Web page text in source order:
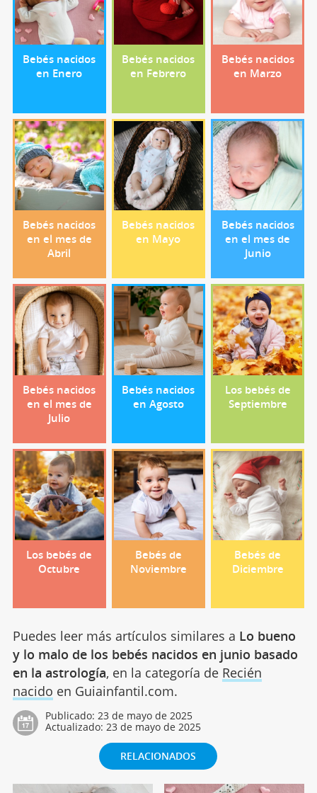
Bebés nacidos
en Enero
Bebés nacidos
en Febrero
Bebés nacidos
en Marzo
Bebés nacidos
en el mes de
Abril
Bebés nacidos
en Mayo
Bebés nacidos
en el mes de
Junio
Bebés nacidos
en el mes de
Julio
Bebés nacidos
en Agosto
Los bebés de
Septiembre
Los bebés de
Octubre
Bebés de
Noviembre
Bebés de
Diciembre
Puedes leer más artículos similares a Lo bueno
y lo malo de los bebés nacidos en junio basado
en la astrología, en la categoría de Recién
nacido en Guiainfantil.com.
Publicado: 23 de mayo de 2025
Actualizado: 23 de mayo de 2025
RELACIONADOS